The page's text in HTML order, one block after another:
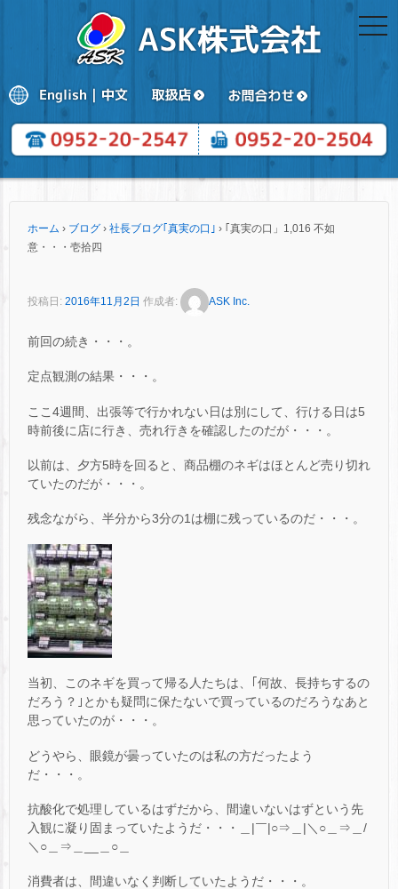
ホーム › ブログ › 社長ブログ｢真実の口｣ › ｢真実の口」1,016 不如
意・・・壱拾四
投稿日: 2016年11月2日 作成者: ASK Inc.
前回の続き・・・。
定点観測の結果・・・。
ここ4週間、出張等で行かれない日は別にして、行ける日は5
時前後に店に行き、売れ行きを確認したのだが・・・。
以前は、夕方5時を回ると、商品棚のネギはほとんど売り切れ
ていたのだが・・・。
残念ながら、半分から3分の1は棚に残っているのだ・・・。
当初、このネギを買って帰る人たちは、｢何故、長持ちするの
だろう？｣とかも疑問に保たないで買っているのだろうなあと
思っていたのが・・・。
どうやら、眼鏡が曇っていたのは私の方だったよう
だ・・・。
抗酸化で処理しているはずだから、間違いないはずという先
入観に凝り固まっていたようだ・・・＿|￣|○⇒＿|＼○＿⇒＿/
＼○＿⇒＿__＿○＿
消費者は、間違いなく判断していたようだ・・・。